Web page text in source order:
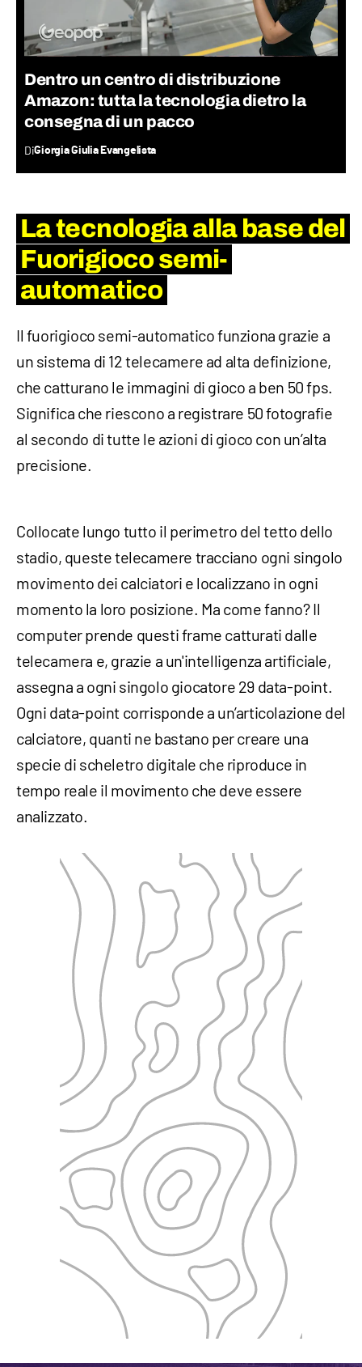
Dentro un centro di distribuzione
Amazon: tutta la tecnologia dietro la
consegna di un pacco
DiGiorgia Giulia Evangelista
La tecnologia alla base del
Fuorigioco semi-
automatico
Il fuorigioco semi-automatico funziona grazie a
un sistema di 12 telecamere ad alta definizione,
che catturano le immagini di gioco a ben 50 fps.
Significa che riescono a registrare 50 fotografie
al secondo di tutte le azioni di gioco con un’alta
precisione.
Collocate lungo tutto il perimetro del tetto dello
stadio, queste telecamere tracciano ogni singolo
movimento dei calciatori e localizzano in ogni
momento la loro posizione. Ma come fanno? Il
computer prende questi frame catturati dalle
telecamera e, grazie a un'intelligenza artificiale,
assegna a ogni singolo giocatore 29 data-point.
Ogni data-point corrisponde a un’articolazione del
calciatore, quanti ne bastano per creare una
specie di scheletro digitale che riproduce in
tempo reale il movimento che deve essere
analizzato.